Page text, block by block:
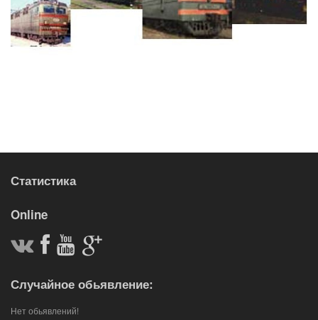
Статистика
Online
Случайное обьявление:
Нет обьявлений!